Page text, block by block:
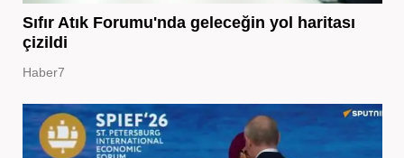
Sıfır Atık Forumu'nda geleceğin yol haritası
çizildi
Haber7